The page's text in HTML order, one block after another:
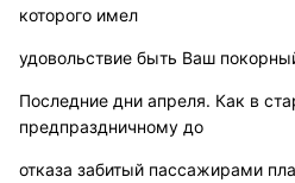
которого имел
удовольствие быть Ваш
Последние дни апреля. Как в
предпраздничному до
отказа забитый пассажирами